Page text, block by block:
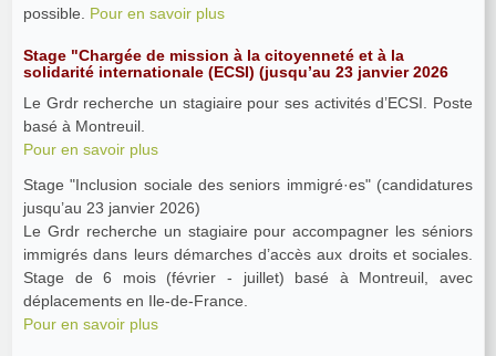
possible. Pour en savoir plus
Stage "Chargée de mission à la citoyenneté et à la
solidarité internationale (ECSI) (jusqu’au 23 janvier 2026
Le Grdr recherche un stagiaire pour ses activités d’ECSI. Poste
basé à Montreuil.
Pour en savoir plus
Stage "Inclusion sociale des seniors immigré·es" (candidatures
jusqu’au 23 janvier 2026)
Le Grdr recherche un stagiaire pour accompagner les séniors
immigrés dans leurs démarches d’accès aux droits et sociales.
Stage de 6 mois (février - juillet) basé à Montreuil, avec
déplacements en Ile-de-France.
Pour en savoir plus